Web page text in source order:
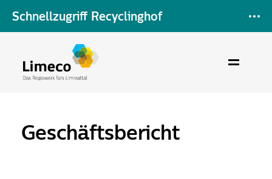
Schnellzugriff Recyclinghof
Geschäftsbericht